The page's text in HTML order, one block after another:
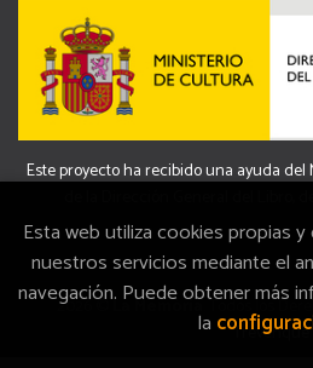
Este proyecto ha recibido una ayuda
2026 ©La Memòria. Todos los
Trevenque
Esta web utiliza cookies propias
nuestros servicios mediante el
navegación. Puede obtener más
la